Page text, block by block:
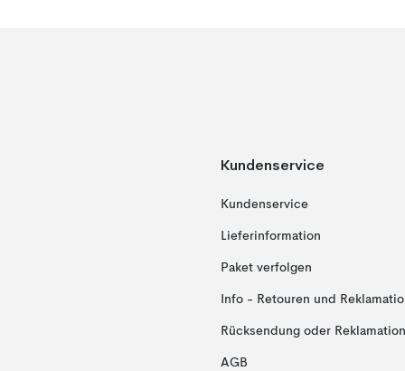
Kundenservice
Kundenservice
Lieferinformation
Paket verfolgen
Info - Retouren und
Rücksendung oder
AGB